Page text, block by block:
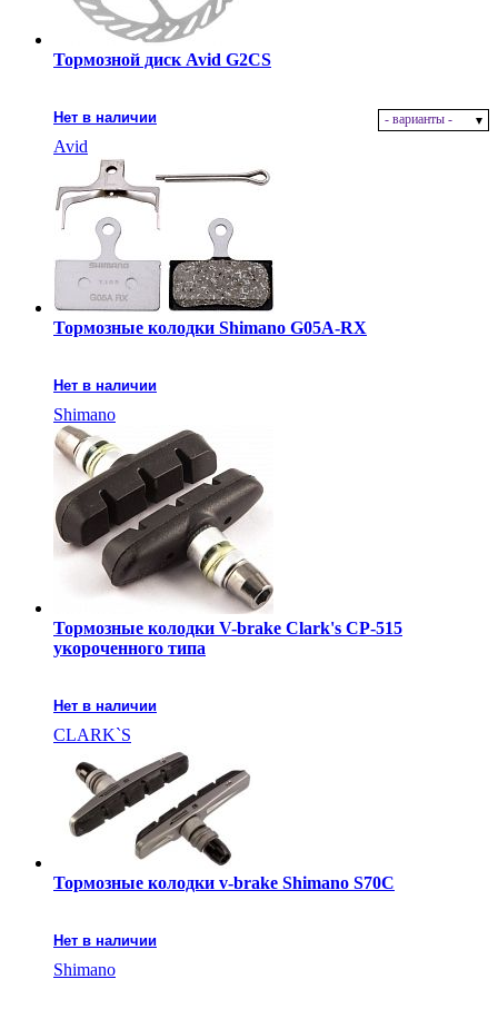
Тормозной диск Avid G2CS
Нет в наличии - варианты -
Avid
Тормозные колодки Shimano G05A-RX
Нет в наличии
Shimano
Тормозные колодки V-brake Clark's CP-515
укороченного типа
Нет в наличии
CLARK`S
Тормозные колодки v-brake Shimano S70C
Нет в наличии
Shimano